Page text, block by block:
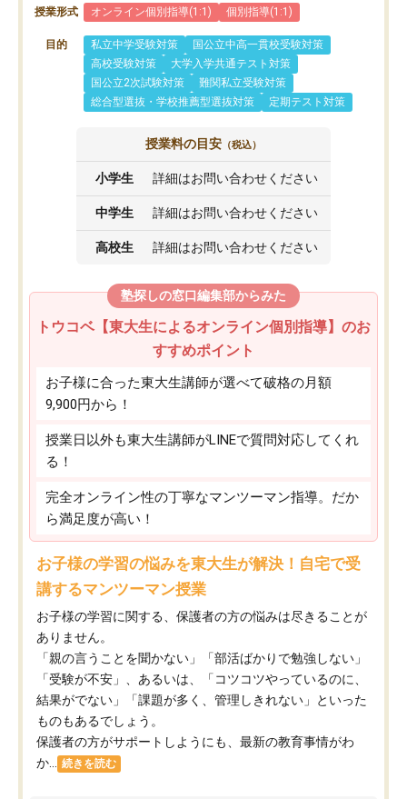
授業形式 オンライン個別指導(1:1) 個別指導(1:1)
目的 私立中学受験対策
国公立中高一貫校受験対策
高校受験対策
大学入学共通テスト対策
国公立2次試験対策
難関私立受験対策
総合型選抜・学校推薦型選抜対策
定期テスト対策
授業料の目安 （税込）
小学生 詳細はお問い合わせください
中学生 詳細はお問い合わせください
高校生 詳細はお問い合わせください
塾探しの窓口編集部からみた
トウコベ【東大生によるオンライン個別指導】のお
すすめポイント
お子様に合った東大生講師が選べて破格の月額
9,900円から！
授業日以外も東大生講師がLINEで質問対応してくれ
る！
完全オンライン性の丁寧なマンツーマン指導。だか
ら満足度が高い！
お子様の学習の悩みを東大生が解決！自宅で受
講するマンツーマン授業
お子様の学習に関する、保護者の方の悩みは尽きることが
ありません。
「親の言うことを聞かない」「部活ばかりで勉強しない」
「受験が不安」、あるいは、「コツコツやっているのに、
結果がでない」「課題が多く、管理しきれない」といった
ものもあるでしょう。
保護者の方がサポートしようにも、最新の教育事情がわ
か...
続きを読む